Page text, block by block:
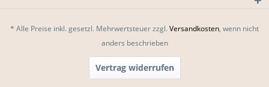
* Alle Preise inkl. gesetzl. Mehrwertsteuer zzgl.Versandkosten, wenn nicht
anders beschrieben
Vertrag widerrufen